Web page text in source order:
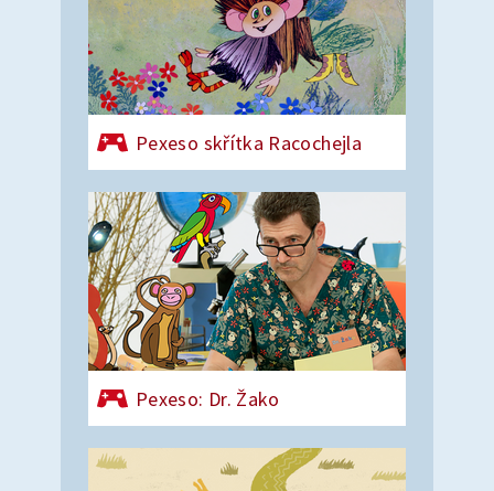
Pexeso skřítka Racochejla
Pexeso: Dr. Žako